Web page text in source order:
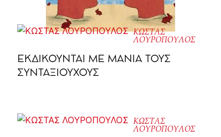
ΚΩΣΤΑΣ
ΛΟΥΡΟΠΟΥΛΟΣ
ΕΚΔΙΚΟΥΝΤΑΙ ΜΕ ΜΑΝΙΑ ΤΟΥΣ
ΣΥΝΤΑΞΙΟΥΧΟΥΣ
ΚΩΣΤΑΣ
ΛΟΥΡΟΠΟΥΛΟΣ